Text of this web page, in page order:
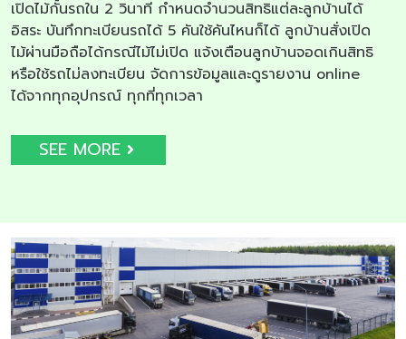
เปิดไม้กั้นรถใน 2 วินาที กำหนดจำนวนสิทธิแต่ละลูกบ้านได้
อิสระ บันทึกทะเบียนรถได้ 5 คันใช้คันไหนก็ได้ ลูกบ้านสั่งเปิด
ไม้ผ่านมือถือได้กรณีไม้ไม่เปิด แจ้งเตือนลูกบ้านจอดเกินสิทธิ
หรือใช้รถไม่ลงทะเบียน จัดการข้อมูลและดูรายงาน online
ได้จากทุกอุปกรณ์ ทุกที่ทุกเวลา
SEE MORE